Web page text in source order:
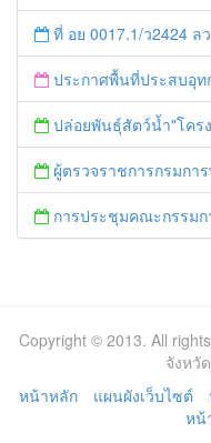
ที่ อย 0017.1/ว2424 ลว.5 มิถุนายน 2558 เรื่อง แจ้งกำหนดตรวจประเมินและให้คะแนนหน่วยงานที่สมัครเข้าร่วมโครงกา
ประกาศพื้นที่ประสบอุท
ปล่อยพันธุ์สัตว์น้ำ"โครงการ ๕๐ ล้าน
ผู้ตรวจราชการกรมการพัฒนาชุมชน คัดเลือกข้าราชการและลูกจ้างดี
การประชุมคณะกรรมการพัฒนาชุมชนในพื้นที่รอบโรงไฟฟ้า (คพรฟ.)
Copyright © 2013. All
จังหวั
หน้าหลัก
แผนผังเว็บไซต์
หน้